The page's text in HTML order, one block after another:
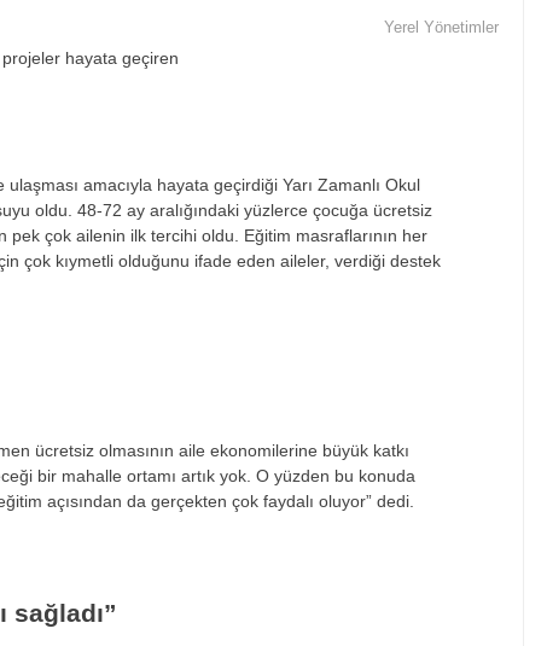
Yerel Yönetimler
ulaşması amacıyla hayata geçirdiği Yarı Zamanlı Okul
oldu. 48-72 ay aralığındaki yüzlerce çocuğa ücretsiz
pek çok ailenin ilk tercihi oldu. Eğitim masraflarının her
çok kıymetli olduğunu ifade eden aileler, verdiği destek
ücretsiz olmasının aile ekonomilerine büyük katkı
bir mahalle ortamı artık yok. O yüzden bu konuda
ğitim açısından da gerçekten çok faydalı oluyor” dedi.